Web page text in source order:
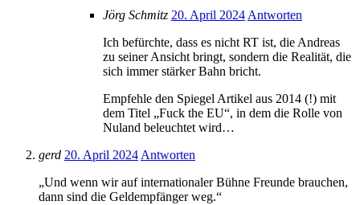
Jörg Schmitz 20. April 2024Antworten
Ich befürchte, dass es nicht RT ist, die Andreas
zu seiner Ansicht bringt, sondern die Realität, die
sich immer stärker Bahn bricht.
Empfehle den Spiegel Artikel aus 2014 (!) mit
dem Titel „Fuck the EU“, in dem die Rolle von
Nuland beleuchtet wird…
gerd 20. April 2024Antworten
„Und wenn wir auf internationaler Bühne Freunde brauchen,
dann sind die Geldempfänger weg.“